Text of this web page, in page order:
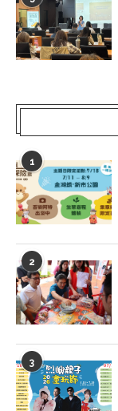
1
2
3